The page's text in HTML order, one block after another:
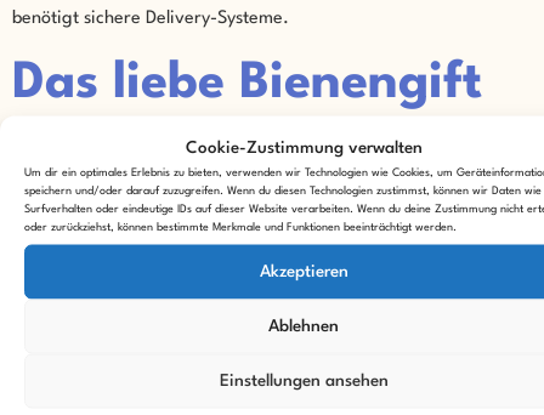
Cookie-Zustimmung verwalten
Um dir ein optimales Erlebnis zu bieten, verwenden wir Technologien wie Cookies, um
speichern und/oder darauf zuzugreifen. Wenn du diesen Technologien zustimmst, können wir Daten wie
Surfverhalten oder eindeutige IDs auf dieser Website verarbeiten. Wenn du deine Zustimmung nicht
oder zurückziehst, können bestimmte Merkmale und Funktionen beeinträchtigt werden.
Akzeptieren
Ablehnen
Einstellungen ansehen
benötigt sichere Delivery-Systeme.
Das liebe Bienengift